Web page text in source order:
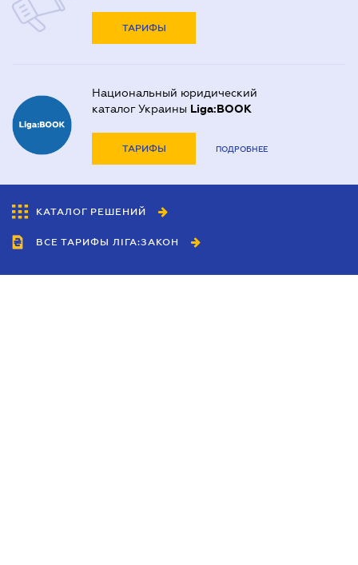
ТАРИФЫ
Национальный юридический
каталог Украины Liga:BOOK
ТАРИФЫ ПОДРОБНЕЕ
КАТАЛОГ РЕШЕНИЙ
ВСЕ ТАРИФЫ ЛІГА:ЗАКОН